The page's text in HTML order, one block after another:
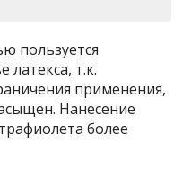
пользуется
латекса, т.к.
применения,
Нанесение
более